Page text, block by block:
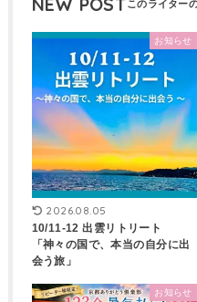
お知らせ
2026.08.05
10/11-12 出雲リトリート
「神々の国で、本当の自分に出
会う旅」
お知らせ